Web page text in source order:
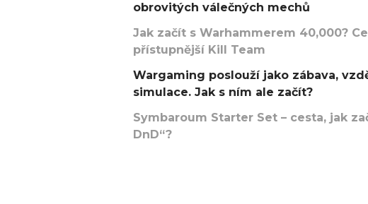
obrovitých válečných mechů
Jak začít s Warhammerem 40,000?
přístupnější Kill Team
Wargaming poslouží jako zábava,
simulace. Jak s ním ale začít?
Symbaroum Starter Set – cesta, jak
DnD“?